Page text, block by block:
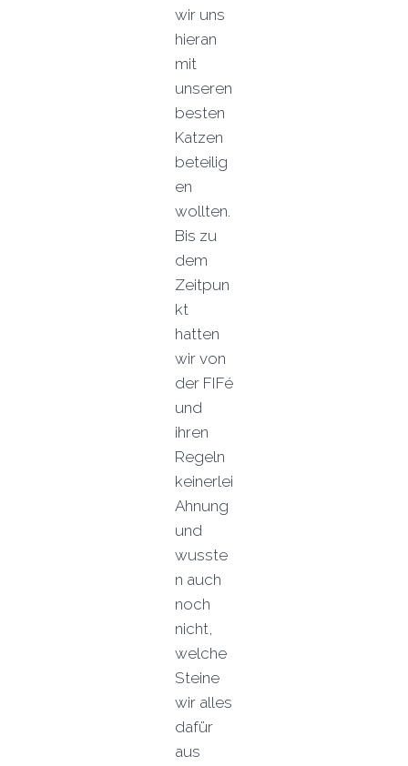
wir uns
hieran
mit
unseren
besten
Katzen
beteilig
en
wollten.
Bis zu
dem
Zeitpun
kt
hatten
wir von
der FIFé
und
ihren
Regeln
keinerlei
Ahnung
und
wusste
n auch
noch
nicht,
welche
Steine
wir alles
dafür
aus